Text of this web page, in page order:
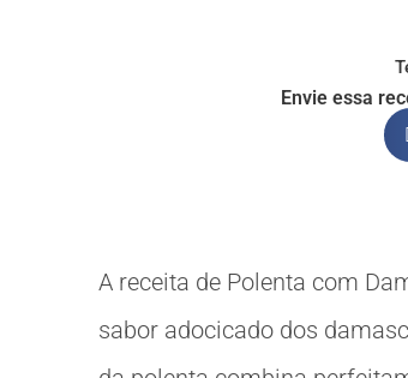
Envie essa
A receita de Polenta com
sabor adocicado dos